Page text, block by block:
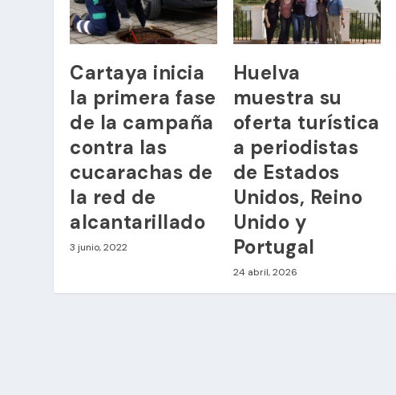
Cartaya inicia
la primera fase
de la campaña
contra las
cucarachas de
la red de
alcantarillado
3 junio, 2022
Huelva
muestra su
oferta turística
a periodistas
de Estados
Unidos, Reino
Unido y
Portugal
24 abril, 2026